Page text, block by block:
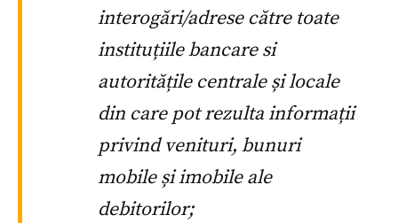
interogări/adrese către toate
instituțiile bancare si
autoritățile centrale și locale
din care pot rezulta informații
privind venituri, bunuri
mobile și imobile ale
debitorilor;